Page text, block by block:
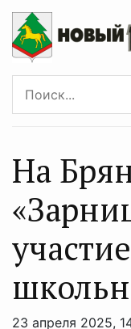
На
23 апреля 2025,